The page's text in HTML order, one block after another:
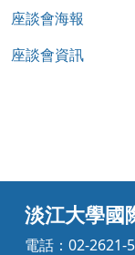
座談會海報
座談會資訊
淡江大學國
電話：02-2621-